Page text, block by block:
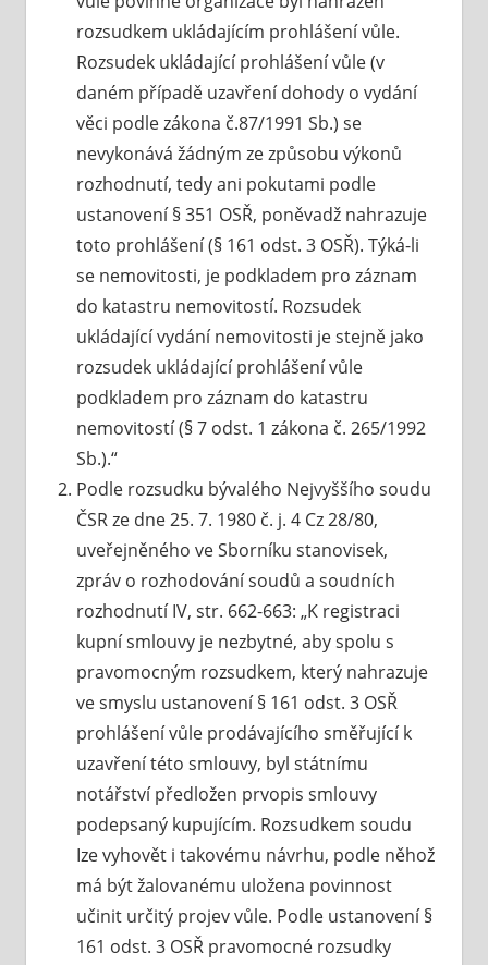
rozsudkem ukládajícím prohlášení vůle.
Rozsudek ukládající prohlášení vůle (v
daném případě uzavření dohody o vydání
věci podle zákona č.87/1991 Sb.) se
nevykonává žádným ze způsobu výkonů
rozhodnutí, tedy ani pokutami podle
ustanovení § 351 OSŘ, poněvadž nahrazuje
toto prohlášení (§ 161 odst. 3 OSŘ). Týká-li
se nemovitosti, je podkladem pro záznam
do katastru nemovitostí. Rozsudek
ukládající vydání nemovitosti je stejně jako
rozsudek ukládající prohlášení vůle
podkladem pro záznam do katastru
nemovitostí (§ 7 odst. 1 zákona č. 265/1992
Sb.).“
Podle rozsudku bývalého Nejvyššího soudu
ČSR ze dne 25. 7. 1980 č. j. 4 Cz 28/80,
uveřejněného ve Sborníku stanovisek,
zpráv o rozhodování soudů a soudních
rozhodnutí IV, str. 662-663: „K registraci
kupní smlouvy je nezbytné, aby spolu s
pravomocným rozsudkem, který nahrazuje
ve smyslu ustanovení § 161 odst. 3 OSŘ
prohlášení vůle prodávajícího směřující k
uzavření této smlouvy, byl státnímu
notářství předložen prvopis smlouvy
podepsaný kupujícím. Rozsudkem soudu
Ize vyhovět i takovému návrhu, podle něhož
má být žalovanému uložena povinnost
učinit určitý projev vůle. Podle ustanovení §
161 odst. 3 OSŘ pravomocné rozsudky